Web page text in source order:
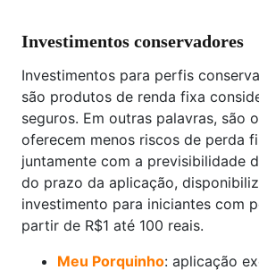
Investimentos conservadores
Investimentos para perfis
são produtos de renda fixa
seguros. Em outras palavras, são
oferecem menos riscos de perda
juntamente com a previsibilidade
do prazo da aplicação,
investimento para iniciantes com
partir de R$1 até 100 reais.
Meu Porquinho: aplicação